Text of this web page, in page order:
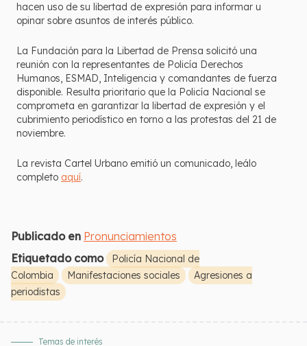
hacen uso de su libertad de expresión para informar u
opinar sobre asuntos de interés público.
La Fundación para la Libertad de Prensa solicitó una
reunión con la representantes de Policía Derechos
Humanos, ESMAD, Inteligencia y comandantes de fuerza
disponible. Resulta prioritario que la Policía Nacional se
comprometa en garantizar la libertad de expresión y el
cubrimiento periodístico en torno a las protestas del 21 de
noviembre.
La revista Cartel Urbano emitió un comunicado, leálo
completo aquí.
Publicado en Pronunciamientos
Etiquetado como
Policía Nacional de
Colombia
Manifestaciones sociales
Agresiones a
periodistas
Temas de interés